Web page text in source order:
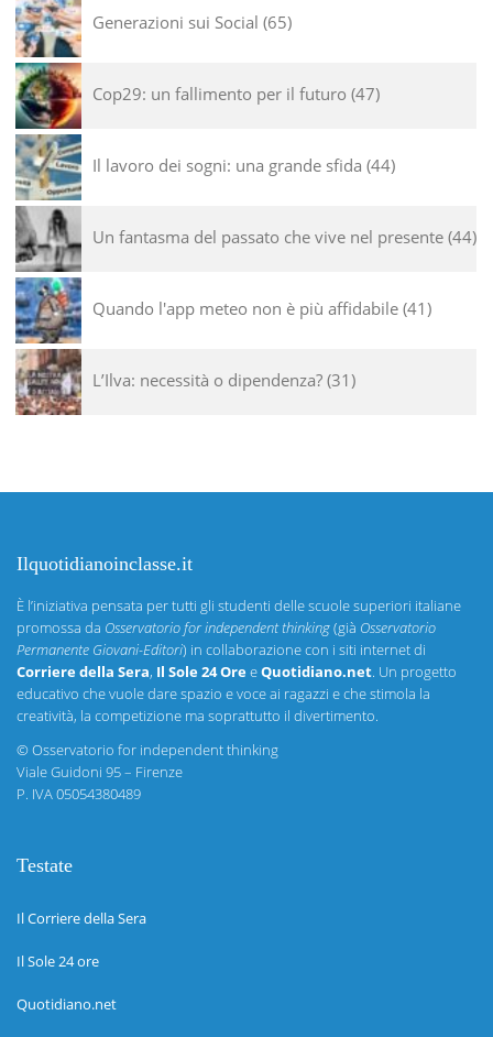
Generazioni sui Social 65
Cop29: un fallimento per il futuro 47
Il lavoro dei sogni: una grande sfida 44
Un fantasma del passato che vive nel presente 44
Quando l'app meteo non è più affidabile 41
L’Ilva: necessità o dipendenza? 31
Ilquotidianoinclasse.it
È l’iniziativa pensata per tutti gli studenti delle scuole superiori italiane
promossa da Osservatorio for independent thinking(già Osservatorio
Permanente Giovani-Editori) in collaborazione con i siti internet di
Corriere della Sera, Il Sole 24 OreeQuotidiano.net. Un progetto
educativo che vuole dare spazio e voce ai ragazzi e che stimola la
creatività, la competizione ma soprattutto il divertimento.
©Osservatorio for independent thinking
Viale Guidoni 95 – Firenze
P. IVA 05054380489
Testate
Il Corriere della Sera
Il Sole 24 ore
Quotidiano.net